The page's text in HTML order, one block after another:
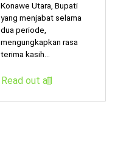
Konawe Utara, Bupati
yang menjabat selama
dua periode,
mengungkapkan rasa
terima kasih...
Read out all